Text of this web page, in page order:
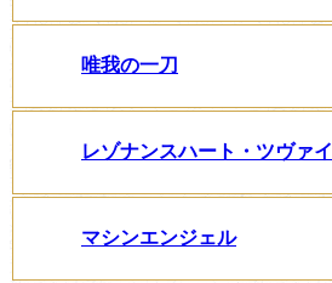
唯我の一刀
レゾナンスハート・ツヴァイ
マシンエンジェル